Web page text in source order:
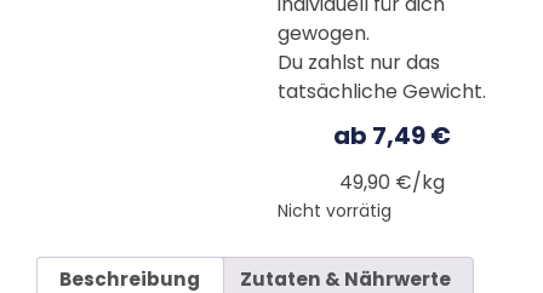
individuell für dich
gewogen.
Du zahlst nur das
tatsächliche Gewicht.
ab 7,49 €
49,90 €/kg
Nicht vorrätig
Beschreibung Zutaten & Nährwerte